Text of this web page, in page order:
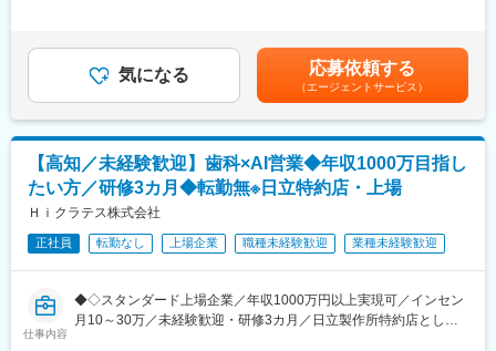
接聞けることもあります。患者様や医療機関から「ありがとう」
と感謝の言葉をいただけたときの喜びは、ひとしおです。
■午前：
・治験の進捗状況の確認や患者様対応の予定などを、院内の治験
事務局に共有
・来院された患者様の診察や検査に同席し、治験が手順通りに行
われているか、患者様の状態変化が無いかを確認します。
■午後：
・患者様の報告書作成
・治験の参加候補となる患者様をカルテから探す
・医師との打ち合わせ
CRC手当・休日連絡対応手当■賞与：年2回（6月、12月）／昇
給：年1回（10月）※業績に応じ、決算賞与（秋季賞与）支給の場
合あり（10月）■時間外・休日出勤手当等の割増賃金は別途支給
賃金はあくまでも目安の金額であり、選考を通じて上下する可能
性があります。月給(月額)は固定手当を含めた表記です。
気になる 応募依頼する
（エージェントサービス）
【高知／未経験歓迎】歯科×AI営業◆年収1000万目指し
たい方／研修3カ月◆転勤無※日立特約店・上場
Ｈｉクラテス株式会社
正社員 転勤なし 上場企業 職種未経験歓迎 業種未経験歓迎
仕事内容
◆◇スタンダード上場企業／年収1000万円以上実現可／インセン
月10～30万／未経験歓迎・研修3カ月／日立製作所特約店として